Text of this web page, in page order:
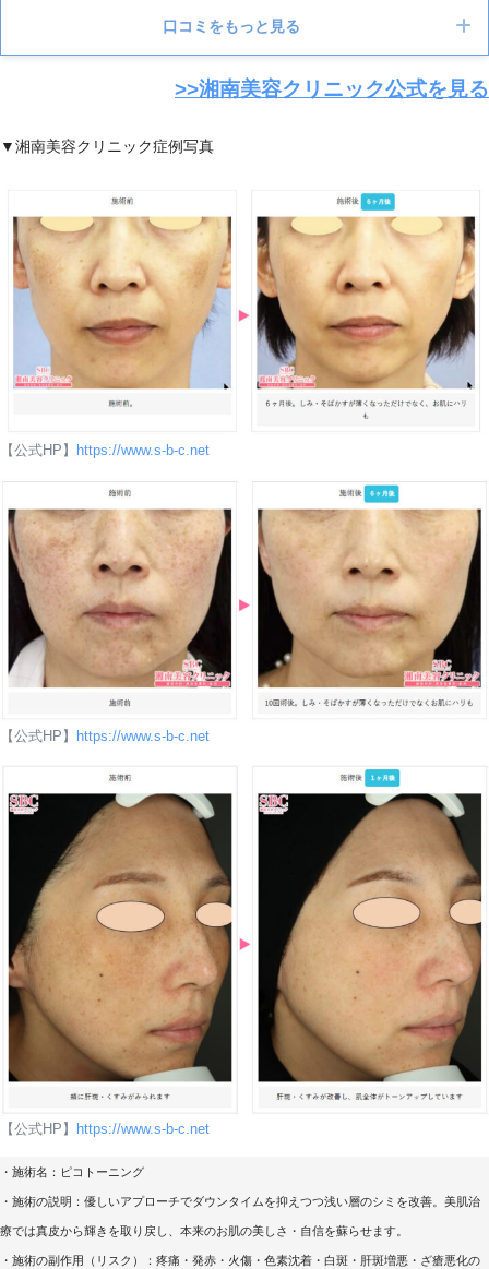
口コミをもっと見る
Googleマップ口コミ
女性
Googleマップ口コミ
女性
Googleマップ口コミ
>>湘南美容クリニック公式を見る
▼湘南美容クリニック症例写真
【公式HP】 https://www.s-b-c.net
【公式HP】 https://www.s-b-c.net
【公式HP】 https://www.s-b-c.net
・施術名：ピコトーニング
・施術の説明：優しいアプローチでダウンタイムを抑えつつ浅い層のシミを改善。美肌治
療では真皮から輝きを取り戻し、本来のお肌の美しさ・自信を蘇らせます。
・施術の副作用（リスク）：疼痛・発赤・火傷・色素沈着・白斑・肝斑増悪・ざ瘡悪化の